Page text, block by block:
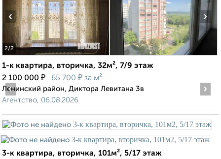
2/2
‹ ›
1-к квартира, вторичка, 32м², 7/9 этаж
2 100 000 ₽ 65 700 ₽ за м²
Ленинский район, Диктора Левитана 3в
Агентство, 06.08.2026
‹ ›
3-к квартира, вторичка, 101м², 5/17 этаж